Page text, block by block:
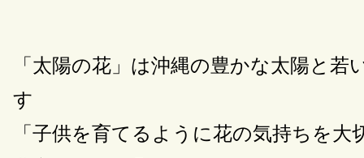
「太陽の花」は沖縄の豊かな太陽と
す
「子供を育てるように花の気持ちを